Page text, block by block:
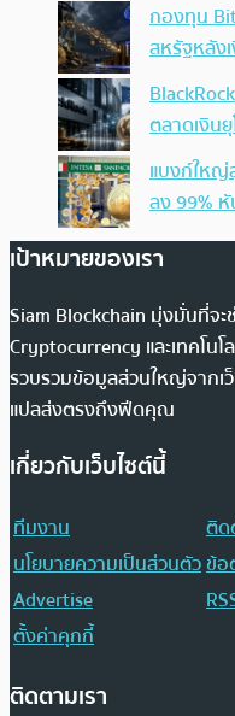
กองทุน
สหรัฐหลัง
ตลาดเงิน
แบงก์ใหญ่
ลง 99%
เป้าหมายของเรา
Siam Blockchain มุ่งมั่นที่จะ
Cryptocurrency และเทคโน
รวบรวมข้อมูลส่วนใหญ่จากเว็
แปลส่งตรงถึงฟีดคุณ
เกี่ยวกับเว็บไซต์นี้
ทีมงาน
ติด
นโยบายความเป็นส่วนตัวข้อ
Advertise
ตั้งค่าคุกกี้
ติดตามเรา